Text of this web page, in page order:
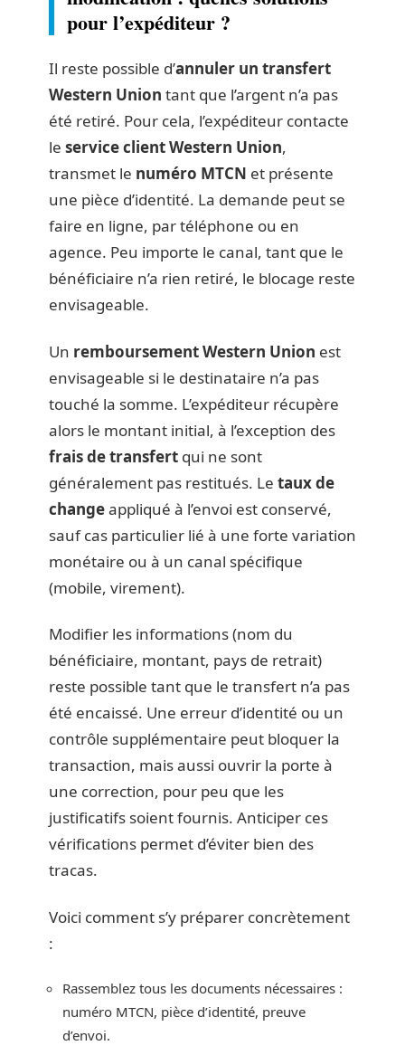
pour l’expéditeur ?
Il reste possible d’annuler un transfert
Western Union tant que l’argent n’a pas
été retiré. Pour cela, l’expéditeur contacte
le service client Western Union,
transmet le numéro MTCN et présente
une pièce d’identité. La demande peut se
faire en ligne, par téléphone ou en
agence. Peu importe le canal, tant que le
bénéficiaire n’a rien retiré, le blocage reste
envisageable.
Un remboursement Western Union est
envisageable si le destinataire n’a pas
touché la somme. L’expéditeur récupère
alors le montant initial, à l’exception des
frais de transfert qui ne sont
généralement pas restitués. Le taux de
changeappliqué à l’envoi est conservé,
sauf cas particulier lié à une forte variation
monétaire ou à un canal spécifique
(mobile, virement).
Modifier les informations (nom du
bénéficiaire, montant, pays de retrait)
reste possible tant que le transfert n’a pas
été encaissé. Une erreur d’identité ou un
contrôle supplémentaire peut bloquer la
transaction, mais aussi ouvrir la porte à
une correction, pour peu que les
justificatifs soient fournis. Anticiper ces
vérifications permet d’éviter bien des
tracas.
Voici comment s’y préparer concrètement
:
Rassemblez tous les documents nécessaires :
numéro MTCN, pièce d’identité, preuve
d’envoi.